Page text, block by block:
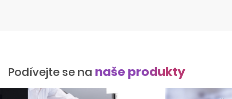
Podívejte se na naše produkty